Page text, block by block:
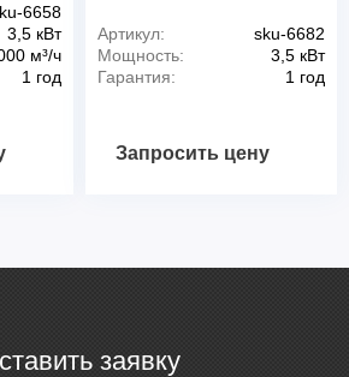
6658
3,5 кВт
м³/ч
1 год
Артикул:
sku-6682
Мощность:
3,5 кВт
Гарантия:
1 год
Запросить цену
заявку